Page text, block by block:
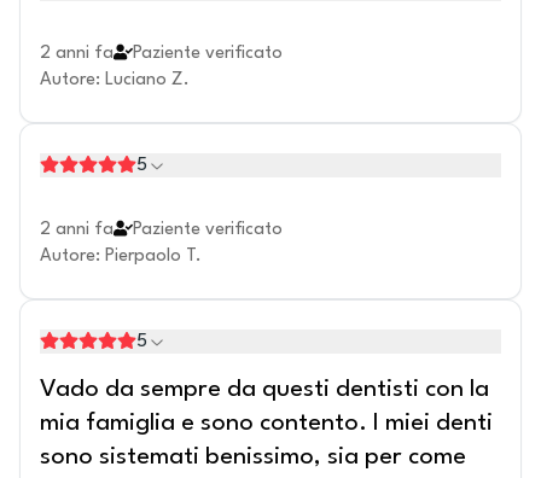
2 anni fa
Paziente verificato
Autore: Luciano Z.
5
2 anni fa
Paziente verificato
Autore: Pierpaolo T.
5
Vado da sempre da questi dentisti con la
mia famiglia e sono contento. I miei denti
sono sistemati benissimo, sia per come